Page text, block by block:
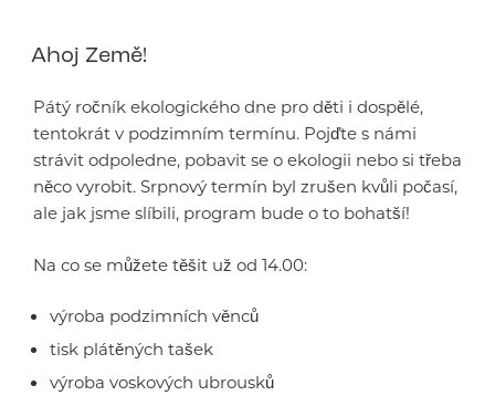
Ahoj Země!
Pátý ročník ekologického dne pro děti i dospělé,
tentokrát v podzimním termínu. Pojďte s námi
strávit odpoledne, pobavit se o ekologii nebo si třeba
něco vyrobit. Srpnový termín byl zrušen kvůli počasí,
ale jak jsme slíbili, program bude o to bohatší!
Na co se můžete těšit už od 14.00:
výroba podzimních věnců
tisk plátěných tašek
výroba voskových ubrousků